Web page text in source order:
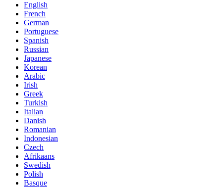
English
French
German
Portuguese
Spanish
Russian
Japanese
Korean
Arabic
Irish
Greek
Turkish
Italian
Danish
Romanian
Indonesian
Czech
Afrikaans
Swedish
Polish
Basque